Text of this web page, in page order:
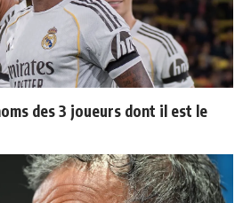
des 3 joueurs dont il est le